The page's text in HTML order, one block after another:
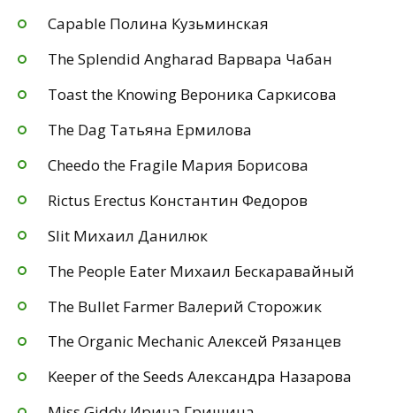
Capable Полина Кузьминская
The Splendid Angharad Варвара Чабан
Toast the Knowing Вероника Саркисова
The Dag Татьяна Ермилова
Cheedo the Fragile Мария Борисова
Rictus Erectus Константин Федоров
Slit Михаил Данилюк
The People Eater Михаил Бескаравайный
The Bullet Farmer Валерий Сторожик
The Organic Mechanic Алексей Рязанцев
Keeper of the Seeds Александра Назарова